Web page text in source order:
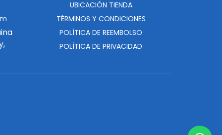
UBICACIÓN TIENDA
TÉRMINOS Y CONDICIONES
POLÍTICA DE REEMBOLSO
POLÍTICA DE PRIVACIDAD